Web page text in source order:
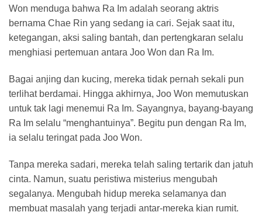
Won menduga bahwa Ra Im adalah seorang aktris
bernama Chae Rin yang sedang ia cari. Sejak saat itu,
ketegangan, aksi saling bantah, dan pertengkaran selalu
menghiasi pertemuan antara Joo Won dan Ra Im.
Bagai anjing dan kucing, mereka tidak pernah sekali pun
terlihat berdamai. Hingga akhirnya, Joo Won memutuskan
untuk tak lagi menemui Ra Im. Sayangnya, bayang-bayang
Ra Im selalu “menghantuinya”. Begitu pun dengan Ra Im,
ia selalu teringat pada Joo Won.
Tanpa mereka sadari, mereka telah saling tertarik dan jatuh
cinta. Namun, suatu peristiwa misterius mengubah
segalanya. Mengubah hidup mereka selamanya dan
membuat masalah yang terjadi antar-mereka kian rumit.